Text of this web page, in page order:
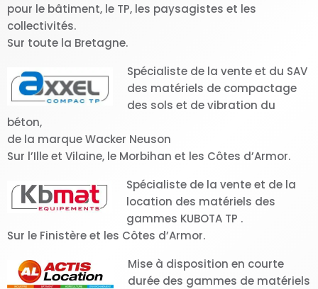
pour le bâtiment, le TP, les paysagistes et les
collectivités.
Sur toute la Bretagne.
Spécialiste de la vente et du SAV
des matériels de compactage
des sols et de vibration du
béton,
de la marque Wacker Neuson
Sur l’Ille et Vilaine, le Morbihan et les Côtes d’Armor.
Spécialiste de la vente et de la
location des matériels des
gammes KUBOTA TP .
Sur le Finistère et les Côtes d’Armor.
Mise à disposition en courte
durée des gammes de matériels